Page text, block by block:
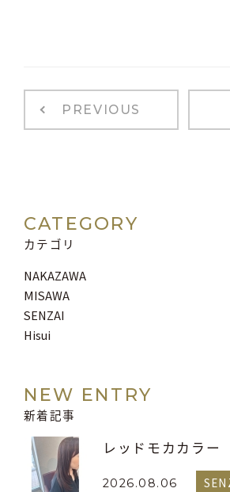
PREVIOUS
CATEGORY
カテゴリ
NAKAZAWA
MISAWA
SENZAI
Hisui
NEW ENTRY
新着記事
レッドモカカラー
2026.08.06